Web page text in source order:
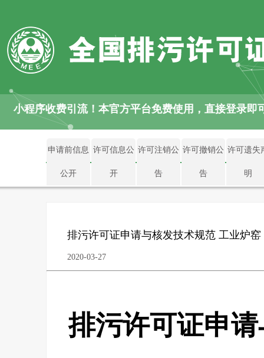
程序收费引流！本官方平台免费使用，直接登录即
申请前信息
公开
许可信息公
开
许可注销公
告
许可撤销公
告
许可遗失
明
排污许可证申请与核发技术规范 工业炉窑
2020-03-27
排污许可证申